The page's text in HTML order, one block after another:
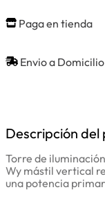
Paga en tienda
Envio a Domicilio
Descripción del
Torre de
Wy mástil vertical
una potencia